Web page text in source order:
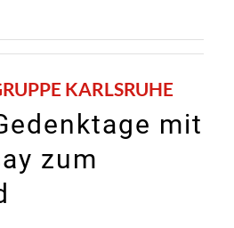
KARLSRUHE
mit
zum